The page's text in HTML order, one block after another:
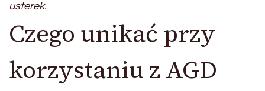
usterek.
Czego unikać przy
korzystaniu z AGD